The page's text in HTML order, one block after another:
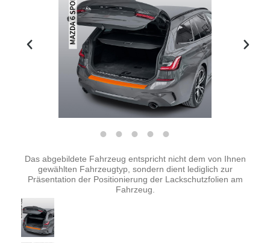
Das abgebildete Fahrzeug entspricht nicht dem von Ihnen
gewählten Fahrzeugtyp, sondern dient lediglich zur
Präsentation der Positionierung der Lackschutzfolien am
Fahrzeug.